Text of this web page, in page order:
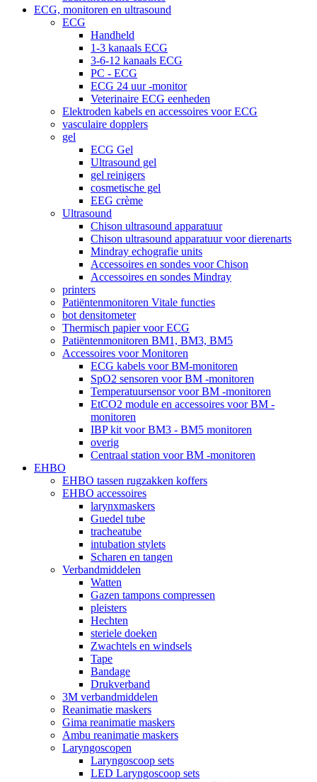
ECG, monitoren en ultrasound
ECG
Handheld
1-3 kanaals ECG
3-6-12 kanaals ECG
PC - ECG
ECG 24 uur -monitor
Veterinaire ECG eenheden
Elektroden kabels en accessoires voor ECG
vasculaire dopplers
gel
ECG Gel
Ultrasound gel
gel reinigers
cosmetische gel
EEG crème
Ultrasound
Chison ultrasound apparatuur
Chison ultrasound apparatuur voor dierenarts
Mindray echografie units
Accessoires en sondes voor Chison
Accessoires en sondes Mindray
printers
Patiëntenmonitoren Vitale functies
bot densitometer
Thermisch papier voor ECG
Patiëntenmonitoren BM1, BM3, BM5
Accessoires voor Monitoren
ECG kabels voor BM-monitoren
SpO2 sensoren voor BM -monitoren
Temperatuursensor voor BM -monitoren
EtCO2 module en accessoires voor BM -
monitoren
IBP kit voor BM3 - BM5 monitoren
overig
Centraal station voor BM -monitoren
EHBO
EHBO tassen rugzakken koffers
EHBO accessoires
larynxmaskers
Guedel tube
tracheatube
intubation stylets
Scharen en tangen
Verbandmiddelen
Watten
Gazen tampons compressen
pleisters
Hechten
steriele doeken
Zwachtels en windsels
Tape
Bandage
Drukverband
3M verbandmiddelen
Reanimatie maskers
Gima reanimatie maskers
Ambu reanimatie maskers
Laryngoscopen
Laryngoscoop sets
LED Laryngoscoop sets